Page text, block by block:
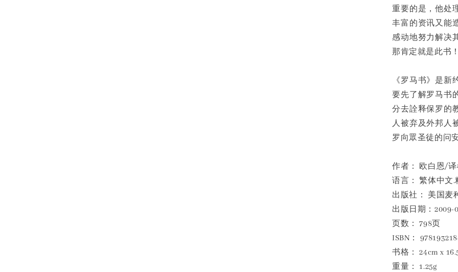
重要的是，他处
丰富的资讯又能
感动地努力解决
那肯定就是此书
《罗马书》是
要先了解罗马书
分去詮释保罗的
人被弃及外邦人
罗向眾圣徒的问
作者： 欧白恩/
语言： 繁体中文.
出版社： 美国麦
出版日期：2009-
页数： 798页
ISBN：
书格： 24cm x
重量： 1.25g